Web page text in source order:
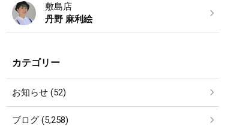
敷島店
丹野 麻利絵
カテゴリー
お知らせ (52)
ブログ (5,258)